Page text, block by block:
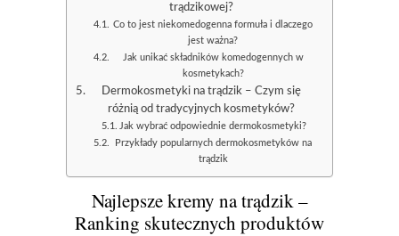
trądzikowej?
Co to jest niekomedogenna formuła i dlaczego
jest ważna?
Jak unikać składników komedogennych w
kosmetykach?
Dermokosmetyki na trądzik – Czym się
różnią od tradycyjnych kosmetyków?
Jak wybrać odpowiednie dermokosmetyki?
Przykłady popularnych dermokosmetyków na
trądzik
Najlepsze kremy na trądzik –
Ranking skutecznych produktów